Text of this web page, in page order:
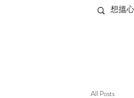
All Posts